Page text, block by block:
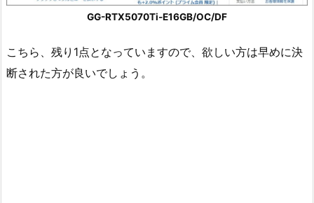
GG-RTX5070Ti-E16GB/OC/DF
こちら、残り1点となっていますので、欲しい方は早めに決
断された方が良いでしょう。